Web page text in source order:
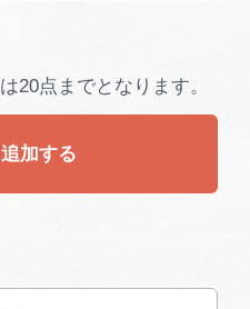
20点までとなります。
加する